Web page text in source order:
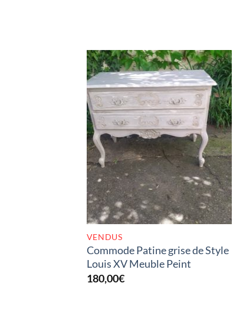
RUPTURE DE STOCK
VENDUS
Commode Patine grise de Style
Louis XV Meuble Peint
180,00€